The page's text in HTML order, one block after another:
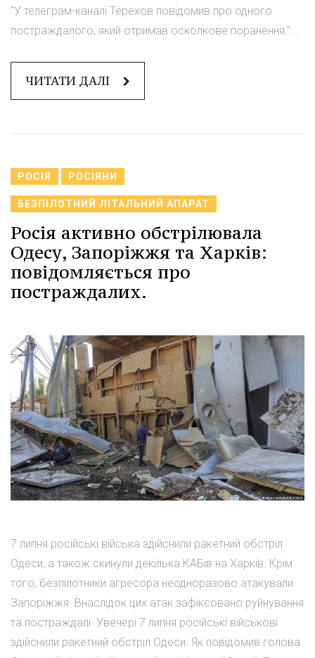
"У телеграм-каналі Терехов повідомив про одного
постраждалого, який отримав осколкове поранення."...
ЧИТАТИ ДАЛІ
РОСІЯ РОСІЯНИ
БЕЗПІЛОТНИЙ ЛІТАЛЬНИЙ АПАРАТ
Росія активно обстрілювала
Одесу, Запоріжжя та Харків:
повідомляється про
постраждалих.
7 липня російські війська здійснили ракетний обстріл
Одеси, а також скинули декілька КАБів на Харків. Крім
того, безпілотники агресора неодноразово атакували
Запоріжжя. Внаслідок цих атак зафіксовано руйнування
та постраждалі. Увечері 7 липня російські військові
здійснили ракетний обстріл Одеси. Як повідомив голова